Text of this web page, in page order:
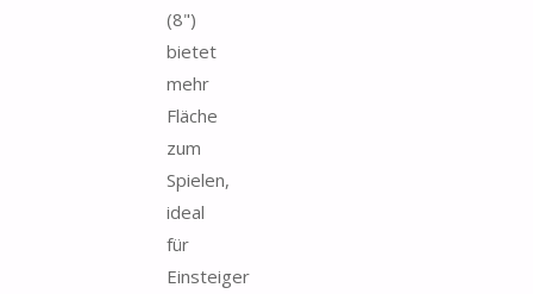
(8")
bietet
mehr
Fläche
zum
Spielen,
ideal
für
Einsteiger